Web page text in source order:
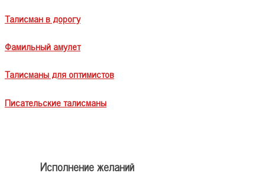
Талисман в дорогу
Фамильный амулет
Талисманы для оптимистов
Писательские талисманы
Исполнение желаний